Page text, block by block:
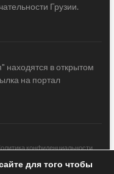
Грузии.
находятся в открытом
на портал
конфиденциальности
для того чтобы